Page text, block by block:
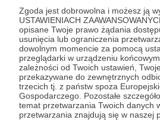
Zgoda jest dobrowolna i możesz ją
USTAWIENIACH
opisane Twoje prawo żądania
usunięcia lub ograniczenia
dowolnym momencie za pomocą
przeglądarki w urządzeniu
zależności od Twoich ustawień,
przekazywane do zewnętrznych
trzecich tj. z państw spoza
Gospodarczego. Pozostałe
temat przetwarzania Twoich danych
przetwarzania znajdują się w naszej
Tajwanem. Odpowiedź
filmu, a jeśli będzie to coś z
specjalnie dla Ciebie wybiorę
miejsce!
Patroni: 0